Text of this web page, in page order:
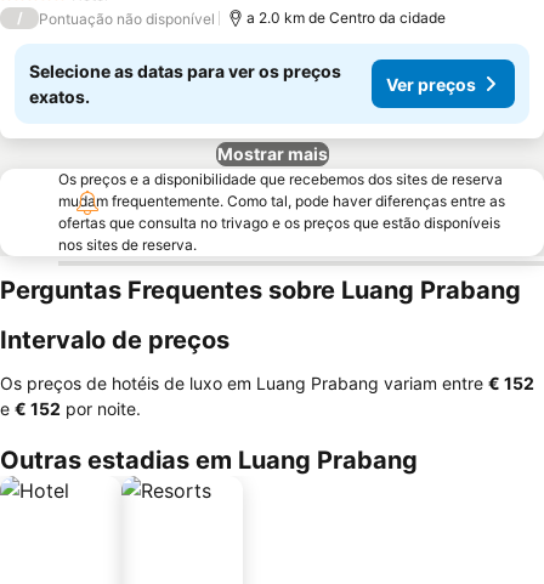
/ Pontuação não disponível a 2.0 km de Centro da cidade
Selecione as datas para ver os preços
exatos.
Ver preços
Mostrar mais
Os preços e a disponibilidade que recebemos dos sites de reserva
mudam frequentemente. Como tal, pode haver diferenças entre as
ofertas que consulta no trivago e os preços que estão disponíveis
nos sites de reserva.
Perguntas Frequentes sobre Luang Prabang
Intervalo de preços
Os preços de hotéis de luxo em Luang Prabang variam entre ‎€ 152
e ‎€ 152 por noite.
Outras estadias em Luang Prabang